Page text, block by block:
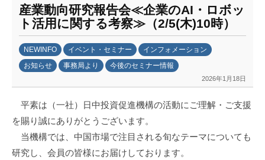
投
資
促
進
機
構
産業動向研究報告会≪企業のAI・ロボッ
ト活用に関する考察≫（2/5(木)10時）
NEWINFO イベント・セミナー
インフォメーション
お知らせ
事務局より 今後のセミナー情報
2026年1月18日
日
中
投
資
平素は（一社）日中投資促進機構の活動にご理解・ご支援
を賜り誠にありがとうございます。
当機構では、中国市場で注目される旬なテーマについても
研究し、会員の皆様にお届けしております。
進
機
構